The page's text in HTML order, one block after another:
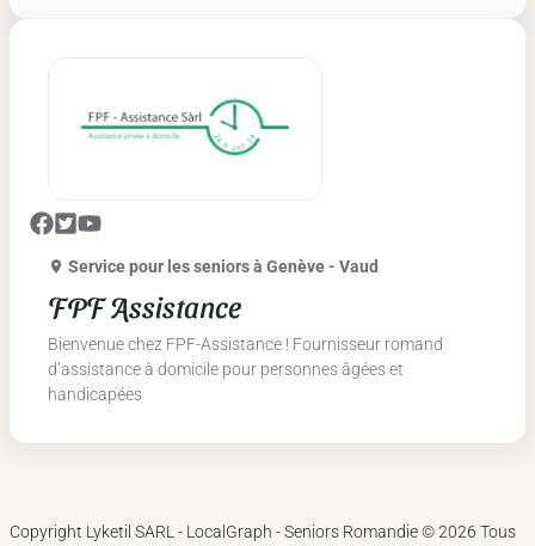
Service pour les seniorsà Genève - Vaud
FPF Assistance
Bienvenue chez FPF-Assistance ! Fournisseur romand
d’assistance à domicile pour personnes âgées et
handicapées
Copyright Lyketil SARL - LocalGraph -Seniors Romandie©2026 Tous